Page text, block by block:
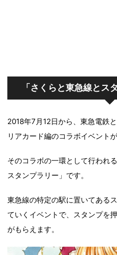
「さくらと東急線とス
2018年7月12日から、東急電鉄
リアカード編のコラボイベント
そのコラボの一環として行われ
スタンプラリー」です。
東急線の特定の駅に置いてある
ていくイベントで、スタンプを
がもらえます。